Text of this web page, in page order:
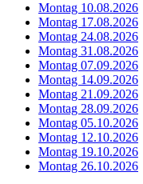
Montag 10.08.2026
Montag 17.08.2026
Montag 24.08.2026
Montag 31.08.2026
Montag 07.09.2026
Montag 14.09.2026
Montag 21.09.2026
Montag 28.09.2026
Montag 05.10.2026
Montag 12.10.2026
Montag 19.10.2026
Montag 26.10.2026